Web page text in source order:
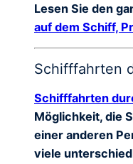
Lesen Sie den
auf dem Schiff,
Schifffahrten
Schifffahrten
Möglichkeit, die
einer anderen
viele